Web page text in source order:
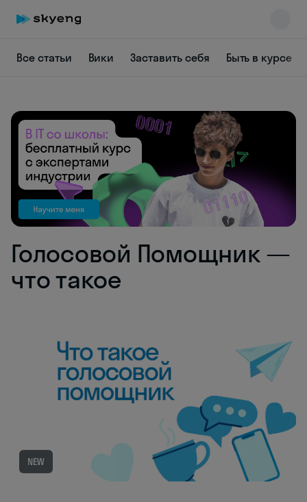
Все статьи Вики Заставить себя Быть в курсе
Голосовой Помощник —
что такое
NEW
Skyeng Chat
online